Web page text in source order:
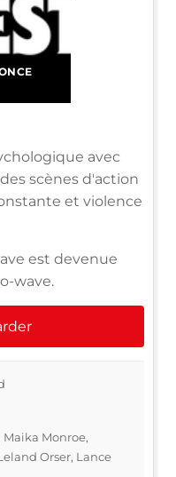
avec
scènes d'action
et violence
est devenue
wave.
Maika Monroe,
Orser, Lance